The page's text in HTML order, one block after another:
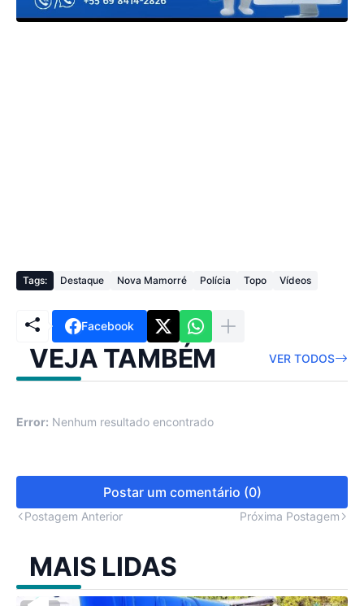
Tags: Destaque Nova Mamorré Polícia Topo Vídeos
Facebook
VEJA TAMBÉM VER TODOS
Error: Nenhum resultado encontrado
Postar um comentário (0)
Postagem Anterior Próxima Postagem
MAIS LIDAS